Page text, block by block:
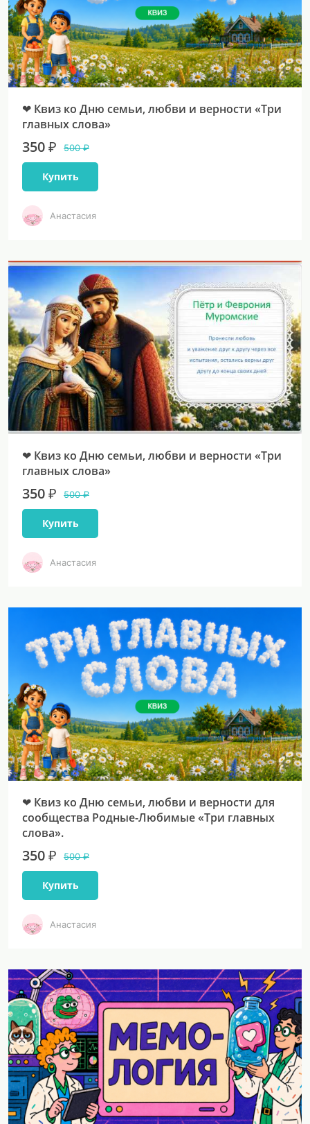
❤ Квиз ко Дню семьи, любви и верности «Три
главных слова»
350 ₽ 500 ₽
Купить
Анастасия
❤ Квиз ко Дню семьи, любви и верности «Три
главных слова»
350 ₽ 500 ₽
Купить
Анастасия
❤ Квиз ко Дню семьи, любви и верности для
сообщества Родные-Любимые «Три главных
слова».
350 ₽ 500 ₽
Купить
Анастасия